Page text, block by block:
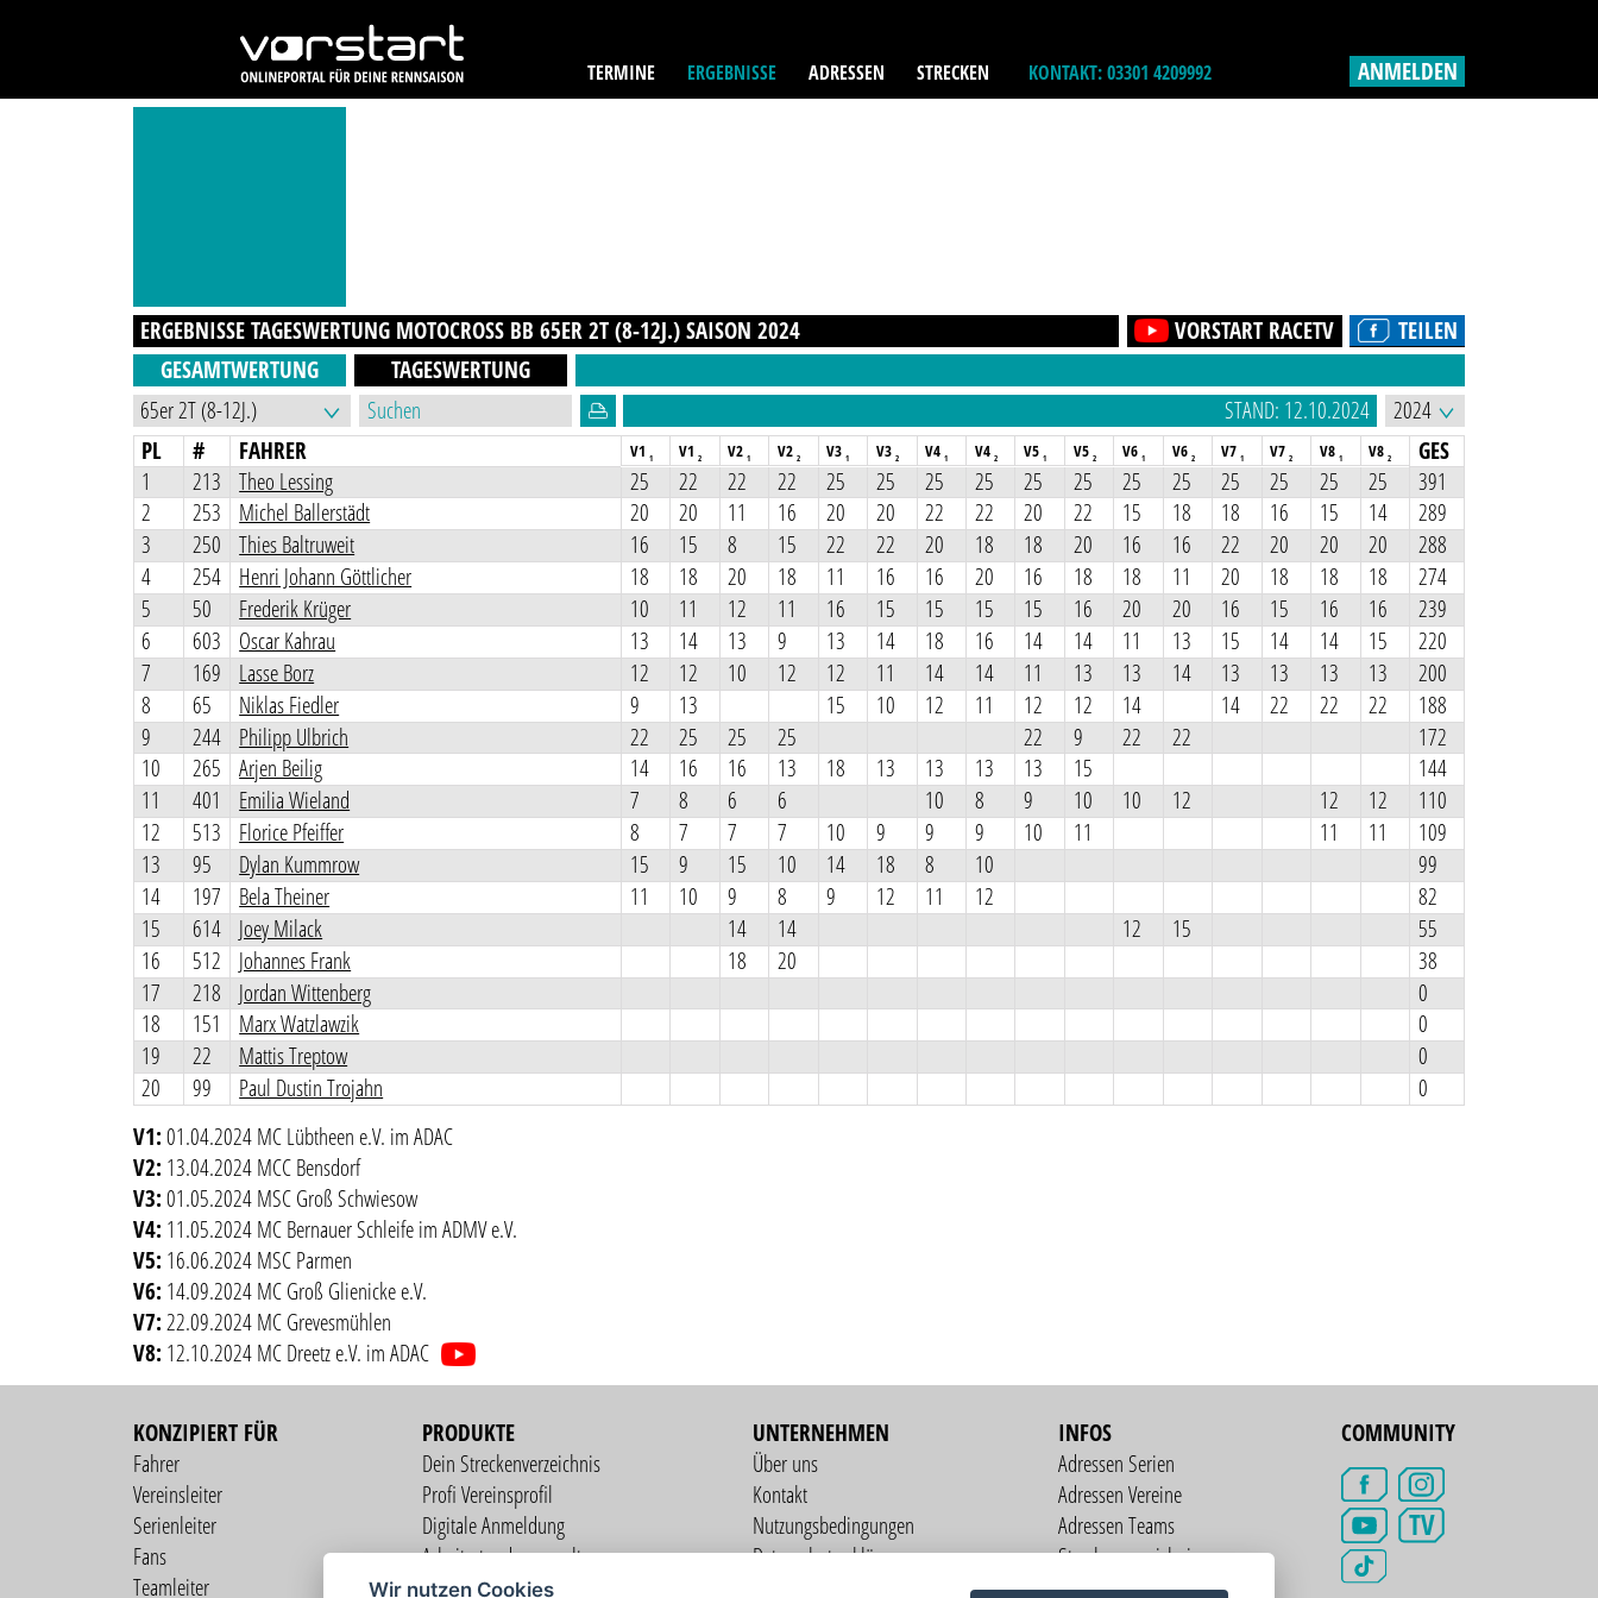
TERMINE ERGEBNISSE ADRESSEN STRECKEN KONTAKT: 03301 4209992 ANMELDEN
ERGEBNISSE TAGESWERTUNG MOTOCROSS BB 65ER 2T (8-12J.)SAISON2024 TEILEN
VORSTART RACETV
GESAMTWERTUNG
TAGESWERTUNG
STAND: 12.10.2024
PL
# FAHRER V1 1 V1 2 V2 1 V2 2 V3 1 V3 2 V4 1 V4 2 V5 1 V5 2 V6 1 V6 2 V7 1 V7 2 V8 1 V8 2
GES
1
213 Theo Lessing 25 22 22 22 25 25 25 25 25 25 25 25 25 25 25 25
391
2
253 Michel Ballerstädt 20 20 11 16 20 20 22 22 20 22 15 18 18 16 15 14
289
3
250 Thies Baltruweit 16 15 8 15 22 22 20 18 18 20 16 16 22 20 20 20
288
4
254 Henri Johann Göttlicher 18 18 20 18 11 16 16 20 16 18 18 11 20 18 18 18
274
5
50 Frederik Krüger 10 11 12 11 16 15 15 15 15 16 20 20 16 15 16 16
239
6
603 Oscar Kahrau 13 14 13 9 13 14 18 16 14 14 11 13 15 14 14 15
220
7
169 Lasse Borz 12 12 10 12 12 11 14 14 11 13 13 14 13 13 13 13
200
8
65 Niklas Fiedler 9 13 15 10 12 11 12 12 14 14 22 22 22
188
9
244 Philipp Ulbrich 22 25 25 25 22 9 22 22
172
10
265 Arjen Beilig 14 16 16 13 18 13 13 13 13 15
144
11
401 Emilia Wieland 7 8 6 6 10 8 9 10 10 12 12 12
110
12
513 Florice Pfeiffer 8 7 7 7 10 9 9 9 10 11 11 11
109
13
95 Dylan Kummrow 15 9 15 10 14 18 8 10
99
14
197 Bela Theiner 11 10 9 8 9 12 11 12
82
15
614 Joey Milack 14 14 12 15
55
16
512 Johannes Frank 18 20
38
17
218 Jordan Wittenberg
0
18
151 Marx Watzlawzik
0
19
22 Mattis Treptow
0
20
99 Paul Dustin Trojahn
0
V1:01.04.2024 MC Lübtheen e.V. im ADAC
V2: 13.04.2024 MCC Bensdorf
V3:01.05.2024 MSC Groß Schwiesow
V4: 11.05.2024 MC Bernauer Schleife im ADMV e.V.
V5: 16.06.2024 MSC Parmen
V6: 14.09.2024 MC Groß Glienicke e.V.
V7:22.09.2024 MC Grevesmühlen
V8: 12.10.2024 MC Dreetz e.V. im ADAC
KONZIPIERT FÜR
Fahrer
Vereinsleiter
Serienleiter
Fans
Teamleiter
PRODUKTE
Dein Streckenverzeichnis
Profi Vereinsprofil
Digitale Anmeldung
Arbeitsstundenverwaltung
Mitgliederverwaltung
UNTERNEHMEN
Über uns
Kontakt
Nutzungsbedingungen
Datenschutzerklärung
INFOS
Adressen Serien
Adressen Vereine
Adressen Teams
Streckenverzeichnis
COMMUNITY
TV
Wir nutzen Cookies